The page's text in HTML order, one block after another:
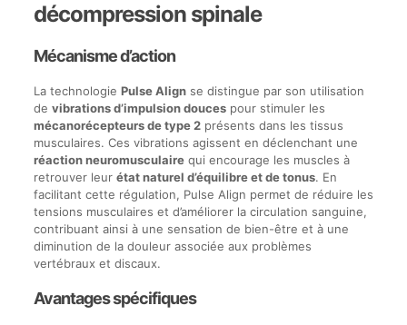
décompression spinale
Mécanisme d’action
La technologie Pulse Alignse distingue par son utilisation
de vibrations d’impulsion doucespour stimuler les
mécanorécepteurs de type 2présents dans les tissus
musculaires. Ces vibrations agissent en déclenchant une
réaction neuromusculairequi encourage les muscles à
retrouver leur état naturel d’équilibre et de tonus. En
facilitant cette régulation, Pulse Align permet de réduire les
tensions musculaires et d’améliorer la circulation sanguine,
contribuant ainsi à une sensation de bien-être et à une
diminution de la douleur associée aux problèmes
vertébraux et discaux.
Avantages spécifiques